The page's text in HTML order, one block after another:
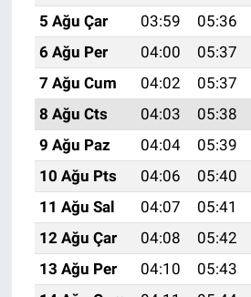
5 Ağu Çar
03:59 05:36
6 Ağu Per
04:00 05:37
7 Ağu Cum
04:02 05:37
8 Ağu Cts
04:03 05:38
9 Ağu Paz
04:04 05:39
10 Ağu Pts
04:06 05:40
11 Ağu Sal
04:07 05:41
12 Ağu Çar
04:08 05:42
13 Ağu Per
04:10 05:43